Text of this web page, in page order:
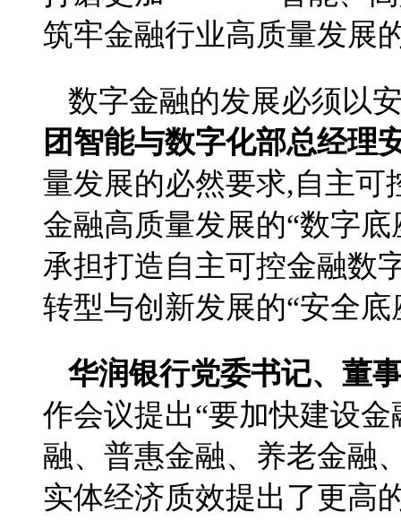
筑牢金融行业高质量发展
数字金融的发展必须以
团智能与数字化部总经理
量发展的必然要求,自主可
金融高质量发展的“数字
承担打造自主可控金融数
转型与创新发展的“安全底
华润银行党委书记、董
作会议提出“要加快建设
融、普惠金融、养老金融
实体经济质效提出了更高